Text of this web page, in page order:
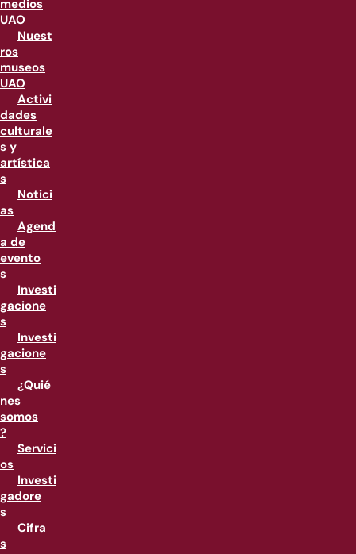
medios
UAO
Nuest
ros
museos
UAO
Activi
dades
culturale
s y
artística
s
Notici
as
Agend
a de
evento
s
Investi
gacione
s
Investi
gacione
s
¿Quié
nes
somos
?
Servici
os
Investi
gadore
s
Cifra
s